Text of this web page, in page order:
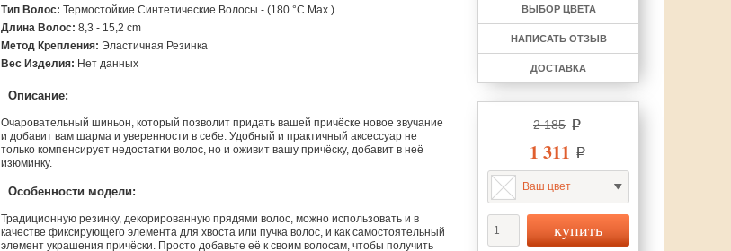
ВЫБОР ЦВЕТА
НАПИСАТЬ ОТЗЫВ
ДОСТАВКА
2 185
1 311
Ваш цвет
Тип Волос: Термостойкие Синтетические Волосы - (180 °С Max.)
Длина Волос: 8,3 - 15,2 cm
Метод Крепления: Эластичная Резинка
Вес Изделия: Нет данных
Описание:
Очаровательный шиньон, который позволит придать вашей причёске новое звучание
и добавит вам шарма и уверенности в себе. Удобный и практичный аксессуар не
только компенсирует недостатки волос, но и оживит вашу причёску, добавит в неё
изюминку.
Особенности модели:
Традиционную резинку, декорированную прядями волос, можно использовать и в
качестве фиксирующего элемента для хвоста или пучка волос, и как самостоятельный
элемент украшения причёски. Просто добавьте её к своим волосам, чтобы получить